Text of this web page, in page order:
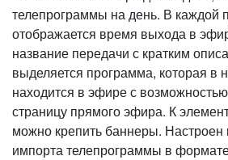
телепрограммы на день. В каждой
отображается время выхода в
название передачи с кратким
выделяется программа, которая в
находится в эфире с
страницу прямого эфира. К
можно крепить баннеры.
импорта телепрограммы в